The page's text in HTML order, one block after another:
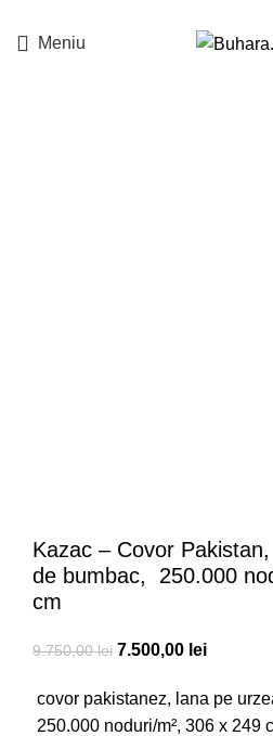
Meniu
Kazac – Covor
de bumbac, 250.000
cm
9.750,00lei 7.500,00 lei
covor pakistanez, lana pe
250.000 noduri/m², 306 x 249